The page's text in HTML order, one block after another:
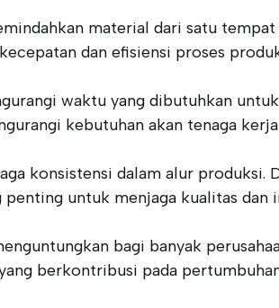
material dari satu
dan efisiensi proses
waktu yang dibutuhkan
kebutuhan akan tenaga
konsistensi dalam alur produksi.
untuk menjaga kualitas dan
bagi banyak
berkontribusi pada